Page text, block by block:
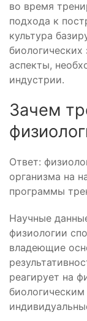
во время
подхода к
культура
аспекты,
индустрии.
Зачем
Ответ:
организма на
программы
Научные
физиологии
владеющие
реагирует на